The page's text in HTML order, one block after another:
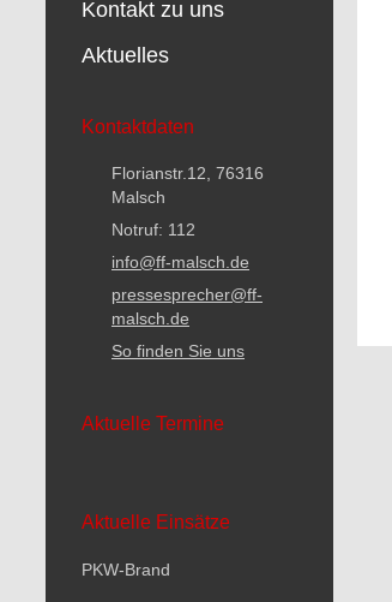
Kontakt zu uns
Aktuelles
Kontaktdaten
Florianstr.12, 76316
Malsch
Notruf: 112
info@ff-malsch.de
pressesprecher@ff-
malsch.de
So finden Sie uns
Aktuelle Termine
Aktuelle Einsätze
PKW-Brand